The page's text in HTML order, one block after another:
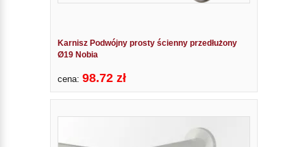
Karnisz Podwójny prosty ścienny przedłużony
Ø19 Nobia
cena: 98.72 zł